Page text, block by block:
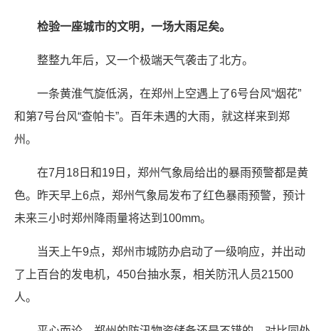
检验一座城市的文明，一场大雨足矣。
整整九年后，又一个极端天气袭击了北方。
一条黄淮气旋低涡，在郑州上空遇上了6号台风“烟花”
和第7号台风“查帕卡”。百年未遇的大雨，就这样来到郑
州。
在7月18日和19日，郑州气象局给出的暴雨预警都是黄
色。昨天早上6点，郑州气象局发布了红色暴雨预警，预计
未来三小时郑州降雨量将达到100mm。
当天上午9点，郑州市城防办启动了一级响应，并出动
了上百台的发电机，450台抽水泵，相关防汛人员21500
人。